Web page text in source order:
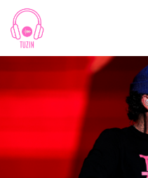
Skip
content